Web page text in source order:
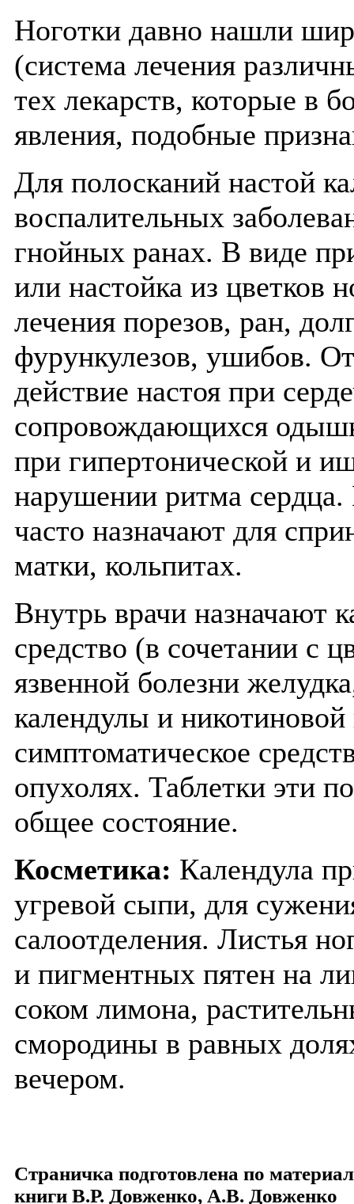
Ноготки давно нашли
(система лечения
тех лекарств, которые в
явления, подобные
Для полосканий настой
воспалительных
гнойных ранах. В виде
или настойка из цветков
лечения порезов, ран,
фурункулезов, ушибов.
действие настоя при
сопровождающихся
при гипертонической и
нарушении ритма сердца.
часто назначают для
матки, кольпитах.
Внутрь врачи назначают
средство (в сочетании с
язвенной болезни
календулы и
симптоматическое
опухолях. Таблетки эти
общее состояние.
Косметика: Календула
угревой сыпи, для
салоотделения. Листья
и пигментных пятен на
соком лимона,
смородины в равных
вечером.
Страничка подготовлена по
книги В.Р. Довженко, А.В. Довженко